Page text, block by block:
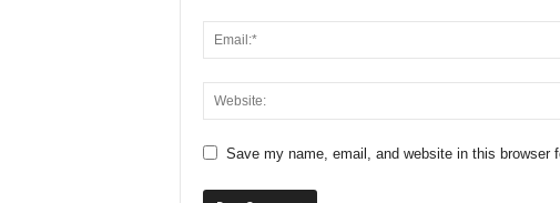
Save my name, email, and website in this browser